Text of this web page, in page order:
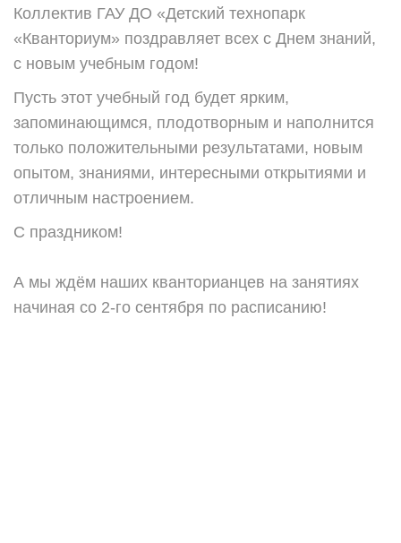
Коллектив ГАУ ДО «Детский технопарк
«Кванториум» поздравляет всех с Днем знаний,
с новым учебным годом!
Пусть этот учебный год будет ярким,
запоминающимся, плодотворным и наполнится
только положительными результатами, новым
опытом, знаниями, интересными открытиями и
отличным настроением.
С праздником!
А мы ждём наших кванторианцев на занятиях
начиная со 2-го сентября по расписанию!